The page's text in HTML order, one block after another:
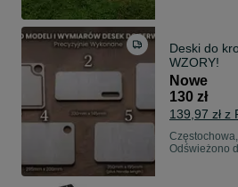
Deski do
WZORY!
Nowe
130 zł
139,97 zł z
Częstochowa,
Odświeżono